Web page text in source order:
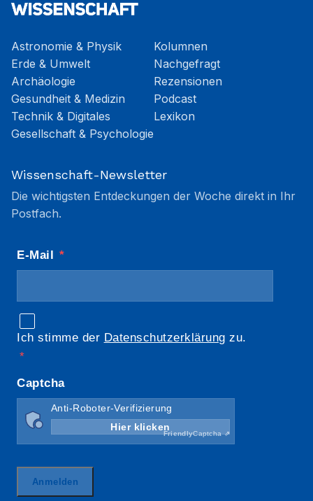
Astronomie & Physik
Erde & Umwelt
Archäologie
Gesundheit & Medizin
Technik & Digitales
Gesellschaft & Psychologie
Kolumnen
Nachgefragt
Rezensionen
Podcast
Lexikon
Wissenschaft-Newsletter
Die wichtigsten Entdeckungen der Woche direkt in Ihr
Postfach.